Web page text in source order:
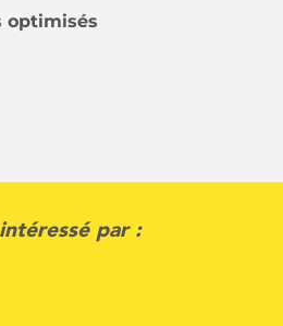
optimisés
par :